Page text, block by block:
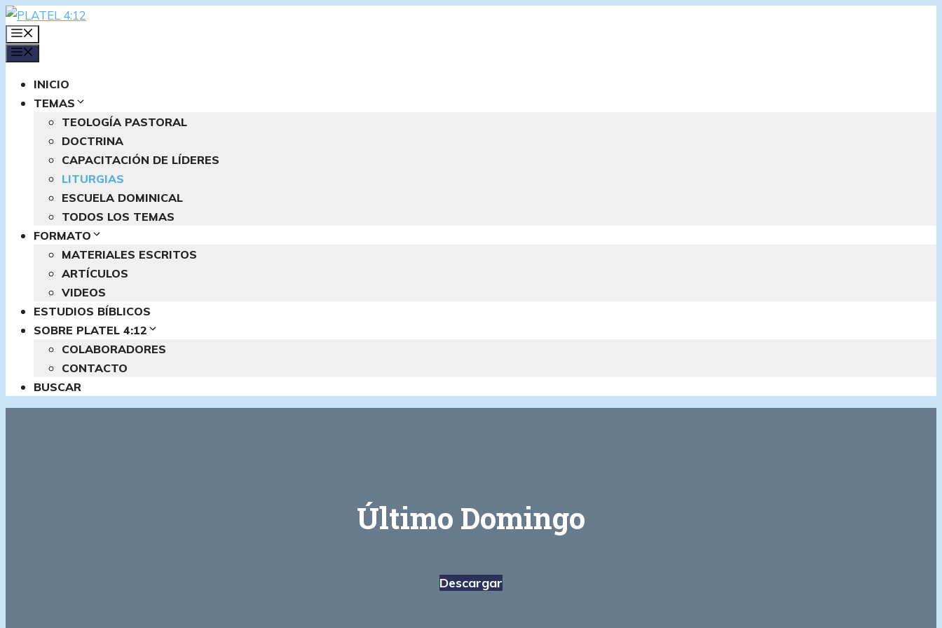
Saltar
al
contenido
INICIO
TEMAS
TEOLOGÍA PASTORAL
DOCTRINA
CAPACITACIÓN DE LÍDERES
LITURGIAS
ESCUELA DOMINICAL
TODOS LOS TEMAS
FORMATO
MATERIALES ESCRITOS
ARTÍCULOS
VIDEOS
ESTUDIOS BÍBLICOS
SOBRE PLATEL 4:12
COLABORADORES
CONTACTO
BUSCAR
Último Domingo
Descargar